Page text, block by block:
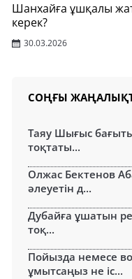
Шанхайға ұшқалы
керек?
30.03.2026
СОҢҒЫ
Таяу Шығыс
тоқтаты...
Олжас Бектенов
әлеуетін д...
Дубайға ұшатын
тоқ...
Пойызда немесе
ұмытсаңыз не іс...